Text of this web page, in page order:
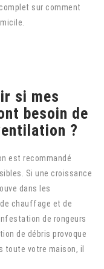
sur comment
si mes
besoin de
?
est recommandé
Si une croissance
dans les
chauffage et de
de rongeurs
de débris provoque
toute votre maison, il